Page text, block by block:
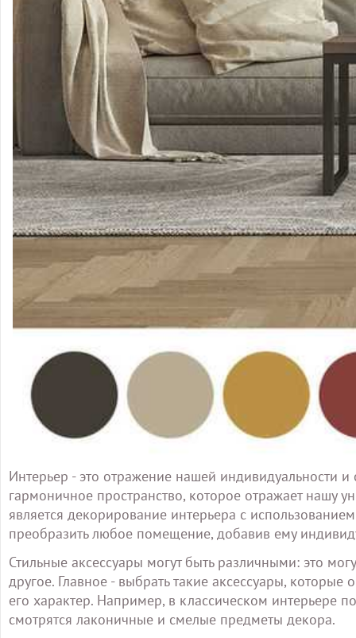
Интерьер - это отражение нашей индивидуальности
гармоничное пространство, которое отражает нашу
является декорирование интерьера с
преобразить любое помещение, добавив ему
Стильные аксессуары могут быть различными: это
другое. Главное - выбрать такие аксессуары,
его характер. Например, в классическом интерьере
смотрятся лаконичные и смелые предметы декора.